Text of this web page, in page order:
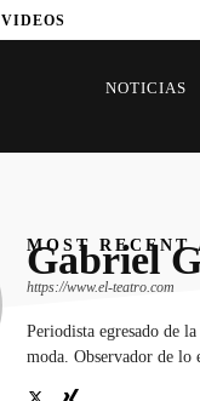
VIDEOS
NOTICIAS
MOST RECENT
Gabriel
https://www.el-teatro.com
Periodista egresado de
moda. Observador de lo